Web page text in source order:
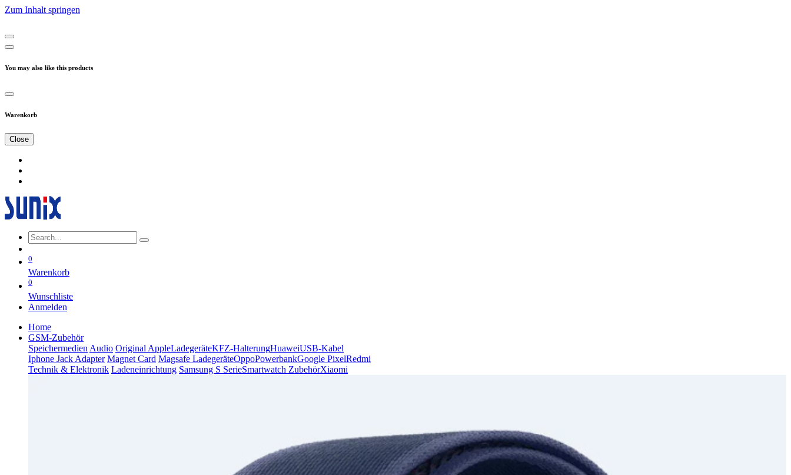
Zum Inhalt springen
You may also like this products
Warenkorb
Close
0
Warenkorb
0
Wunschliste
Anmelden
Home
GSM-Zubehör
Speichermedien Audio Original AppleLadegeräteKFZ-HalterungHuaweiUSB-Kabel
Iphone Jack Adapter Magnet Card Magsafe LadegeräteOppoPowerbankGoogle PixelRedmi
Technik & Elektronik Ladeneinrichtung Samsung S SerieSmartwatch ZubehörXiaomi